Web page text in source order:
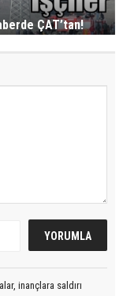
ÇAT’tan!
inançlara saldırı